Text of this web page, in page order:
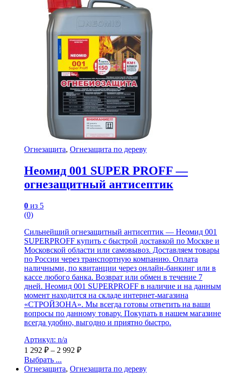
Огнезащита, Огнезащита по дереву
Неомид 001 SUPER PROFF —
огнезащитный антисептик
0 из 5
(0)
Сильнейший огнезащитный антисептик — Неомид 001
SUPERPROFF купить с быстрой доставкой по Москве и
Московской области или самовывоз. Доставляем товары
по России через транспортную компанию. Оплата
наличными, по квитанции через онлайн-банкинг или в
кассе любого банка. Возврат или обмен в течение 7
дней. Неомид 001 SUPERPROFF в наличие и на данным
момент находится на складе интернет-магазина
«СТРОЙЗОНА». Мы всегда готовы ответить на ваши
вопросы по данному товару. Покупать в нашем магазине
всегда удобно, выгодно и приятно быстро.
Артикул: n/a
1 292 ₽ – 2 992 ₽
Выбрать ...
Огнезащита, Огнезащита по дереву